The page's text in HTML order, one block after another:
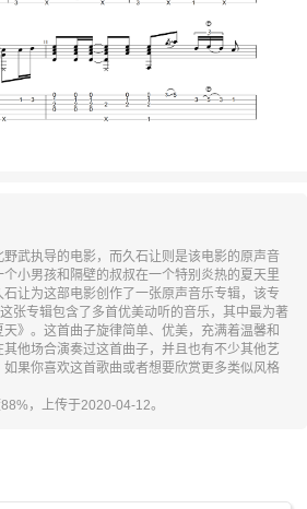
野武执导的电影，而久石让则是该电影的原声音
小男孩和隔壁的叔叔在一个特别炎热的夏天里
让为这部电影创作了一张原声音乐专辑，该专
张专辑包含了多首优美动听的音乐，其中最为著
》。这首曲子旋律简单、优美，充满着温馨和
他场合演奏过这首曲子，并且也有不少其他艺
果你喜欢这首歌曲或者想要欣赏更多类似风格
，上传于2020-04-12。